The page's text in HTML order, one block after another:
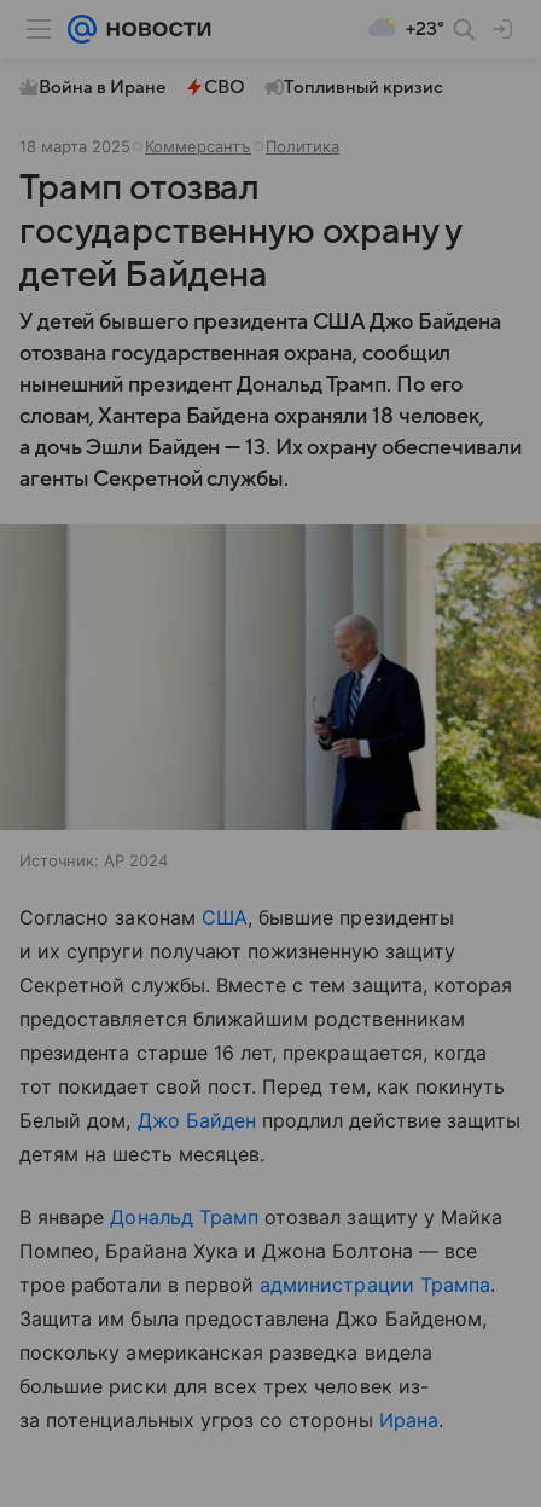
+23°
Война в Иране СВО Топливный кризис
18 марта 2025 Коммерсантъ Политика
Трамп отозвал
государственную охрану у
детей Байдена
У детей бывшего президента США Джо Байдена
отозвана государственная охрана, сообщил
нынешний президент Дональд Трамп. По его
словам, Хантера Байдена охраняли 18 человек,
а дочь Эшли Байден — 13. Их охрану обеспечивали
агенты Секретной службы.
Источник: AP 2024
Согласно законам США, бывшие президенты
и их супруги получают пожизненную защиту
Секретной службы. Вместе с тем защита, которая
предоставляется ближайшим родственникам
президента старше 16 лет, прекращается, когда
тот покидает свой пост. Перед тем, как покинуть
Белый дом, Джо Байден продлил действие защиты
детям на шесть месяцев.
В январе Дональд Трамп отозвал защиту у Майка
Помпео, Брайана Хука и Джона Болтона — все
трое работали в первой администрации Трампа.
Защита им была предоставлена Джо Байденом,
поскольку американская разведка видела
большие риски для всех трех человек из-
за потенциальных угроз со стороны Ирана.